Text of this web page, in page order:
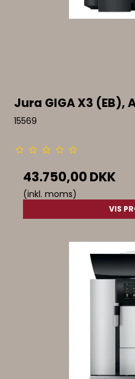
Jura GIGA X3
15569
43.750,00 DKK
(inkl. moms)
VIS